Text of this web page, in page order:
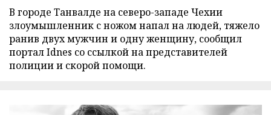
В городе Танвалде на северо-западе Чехии
злоумышленник с ножом напал на людей, тяжело
ранив двух мужчин и одну женщину, сообщил
портал Idnes со ссылкой на представителей
полиции и скорой помощи.